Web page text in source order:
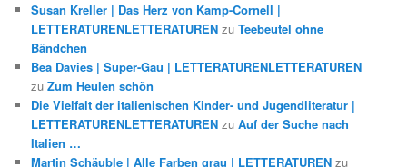
Susan Kreller | Das Herz von Kamp-Cornell |
LETTERATURENLETTERATUREN zuTeebeutel ohne
Bändchen
Bea Davies | Super-Gau | LETTERATURENLETTERATUREN
zuZum Heulen schön
Die Vielfalt der italienischen Kinder- und Jugendliteratur |
LETTERATURENLETTERATUREN zuAuf der Suche nach
Italien …
Martin Schäuble | Alle Farben grau | LETTERATUREN zu